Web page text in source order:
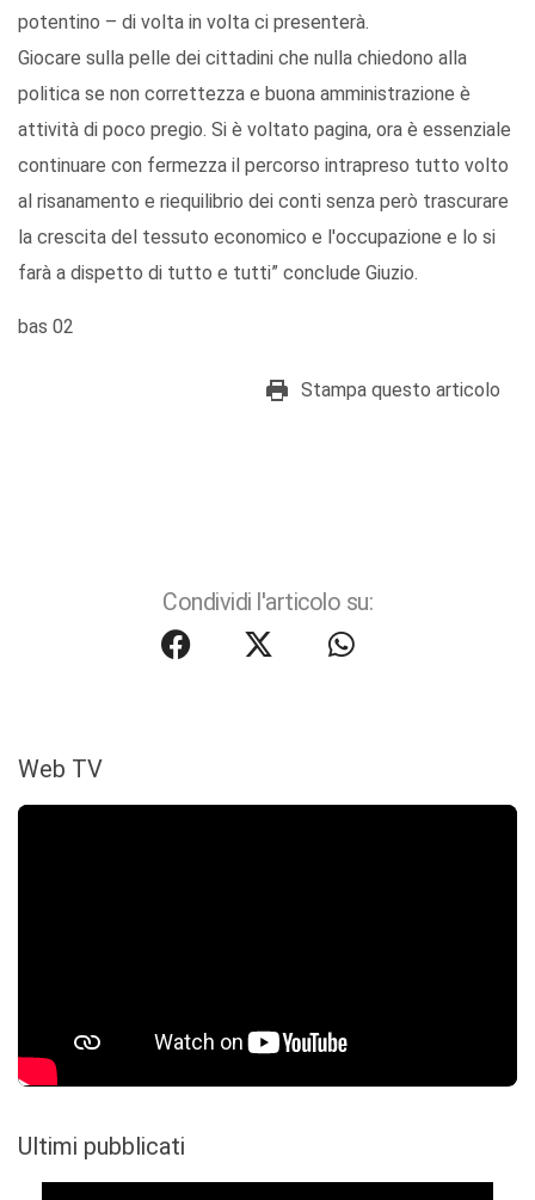
potentino – di volta in volta ci presenterà.
Giocare sulla pelle dei cittadini che nulla chiedono alla
politica se non correttezza e buona amministrazione è
attività di poco pregio. Si è voltato pagina, ora è essenziale
continuare con fermezza il percorso intrapreso tutto volto
al risanamento e riequilibrio dei conti senza però trascurare
la crescita del tessuto economico e l'occupazione e lo si
farà a dispetto di tutto e tutti” conclude Giuzio.
bas 02
Stampa questo articolo
Condividi l'articolo su:
Web TV
Ultimi pubblicati